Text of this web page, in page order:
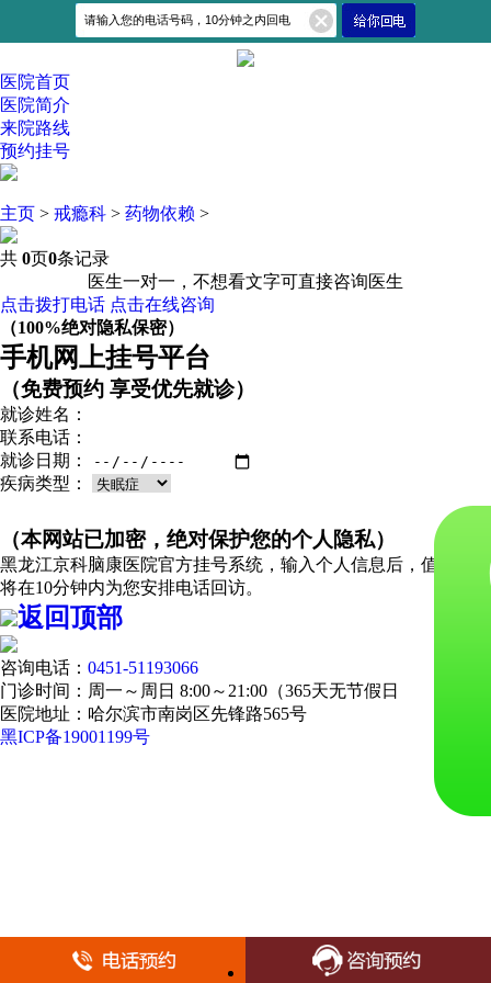
医院首页
医院简介
来院路线
预约挂号
主页 > 戒瘾科 > 药物依赖 >
共 0页0条记录
医生一对一，不想看文字可直接咨询医生
点击拨打电话 点击在线咨询
（100%绝对隐私保密）
手机网上挂号平台
（免费预约 享受优先就诊）
就诊姓名：
联系电话：
就诊日期：
疾病类型：
（本网站已加密，绝对保护您的个人隐私）
黑龙江京科脑康医院官方挂号系统，输入个人信息后，值班医生
将在10分钟内为您安排电话回访。
返回顶部
咨询电话： 0451-51193066
门诊时间：周一～周日 8:00～21:00（365天无节假日
医院地址：哈尔滨市南岗区先锋路565号
黑ICP备19001199号